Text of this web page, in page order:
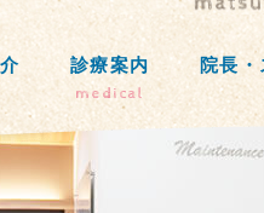
診療案内
medical
院長